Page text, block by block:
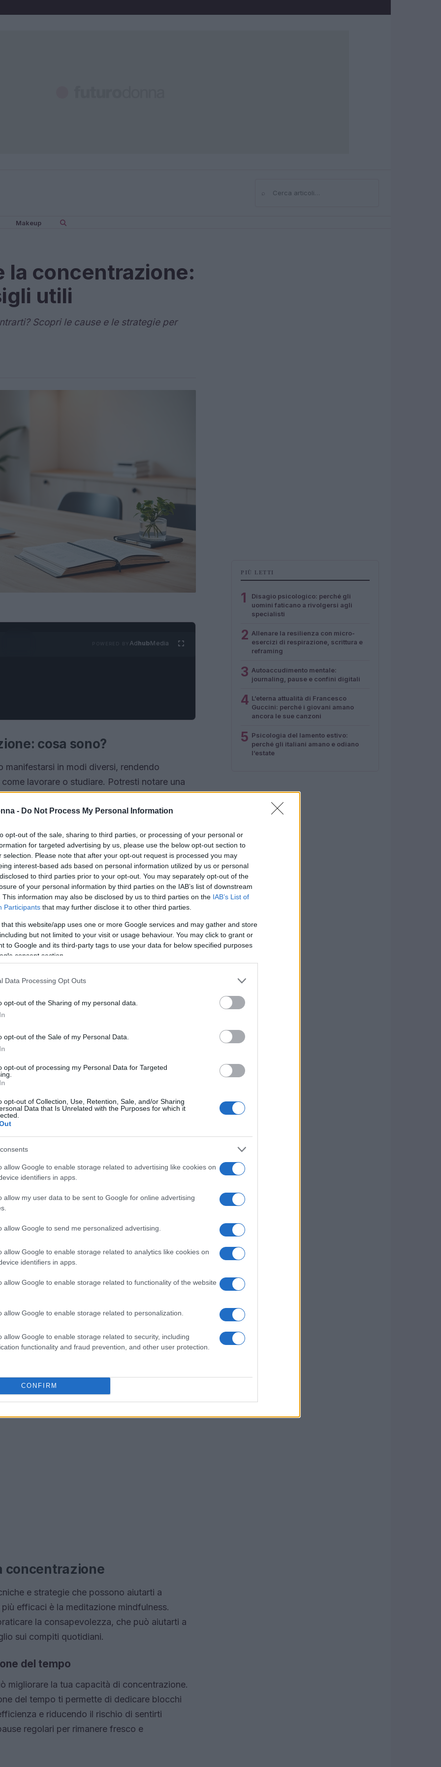
- Do Not Process My Personal Information
opt-out of the sale, sharing to third parties, or processing of your personal or
for targeted advertising by us, please use the below opt-out section to
selection. Please note that after your opt-out request is processed you may
interest-based ads based on personal information utilized by us or personal
to third parties prior to your opt-out. You may separately opt-out of the
of your personal information by third parties on the IAB’s list of downstream
This information may also be disclosed by us to third parties on the IAB’s List of
Participants that may further disclose it to other third parties.
that this website/app uses one or more Google services and may gather and store
but not limited to your visit or usage behaviour. You may click to grant or
to Google and its third-party tags to use your data for below specified purposes
consent section.
Data Processing Opt Outs
opt-out of the Sharing of my personal data.
opt-out of the Sale of my Personal Data.
opt-out of processing my Personal Data for Targeted
opt-out of Collection, Use, Retention, Sale, and/or Sharing
Data that Is Unrelated with the Purposes for which it
allow Google to enable storage related to advertising like cookies on
identifiers in apps.
allow my user data to be sent to Google for online advertising
allow Google to send me personalized advertising.
allow Google to enable storage related to analytics like cookies on
identifiers in apps.
allow Google to enable storage related to functionality of the website
allow Google to enable storage related to personalization.
allow Google to enable storage related to security, including
functionality and fraud prevention, and other user protection.
CONFIRM
⌕Cerca
Makeup
la concentrazione:
utili
Scopri le cause e le strategie per
AdhubMedia
cosa sono?
in modi diversi, rendendo
lavorare o studiare. Potresti notare una
difficoltà a mantenere l’attenzione su un
sembrare insignificanti, ma in realtà
il tuo rendimento, le relazioni e il
da molteplici fattori. Spesso, il
a una riduzione della capacità di
l’ADHD, la depressione e l’ansia sono
È fondamentale riconoscere
più profonde che necessitano di
difficoltà a mantenere il focus, è importante
notare sintomi come irritabilità, stanchezza e
un compito. Questi segnali sono indicatori
influire sulla tua qualità della vita.
ti trovi gioca un ruolo cruciale nel
Un ambiente disordinato o pieno di
l’attenzione. Inoltre, uno stile di vita
di sonno e una dieta squilibrata, può
concentrazione
e strategie che possono aiutarti a
efficaci è la meditazione mindfulness.
la consapevolezza, che può aiutarti a
sui compiti quotidiani.
del tempo
migliorare la tua capacità di concentrazione.
del tempo ti permette di dedicare blocchi
e riducendo il rischio di sentirti
regolari per rimanere fresco e
PIÙ LETTI
1
Disagio psicologico: perché gli
uomini faticano a rivolgersi agli
specialisti
2 Allenare la resilienza con micro-
esercizi di respirazione, scrittura e
reframing
3 Autoaccudimento mentale:
journaling, pause e confini digitali
4 L’eterna attualità di Francesco
Guccini: perché i giovani amano
ancora le sue canzoni
5 Psicologia del lamento estivo:
perché gli italiani amano e odiano
l’estate